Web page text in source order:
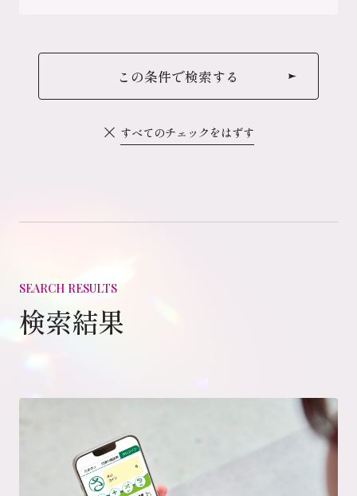
財務・会計
販売・接客
機能会社
首都圏
北陸・甲信越
海外展開あり（アセアン・中国）
ライフプランによって働き方変更可能
充実した教育制度あり
土日休み
自己申告制度あり
働き方に関する認定取得
この条件で検索する
すべてのチェックをはずす
SEARCH RESULTS
検索結果